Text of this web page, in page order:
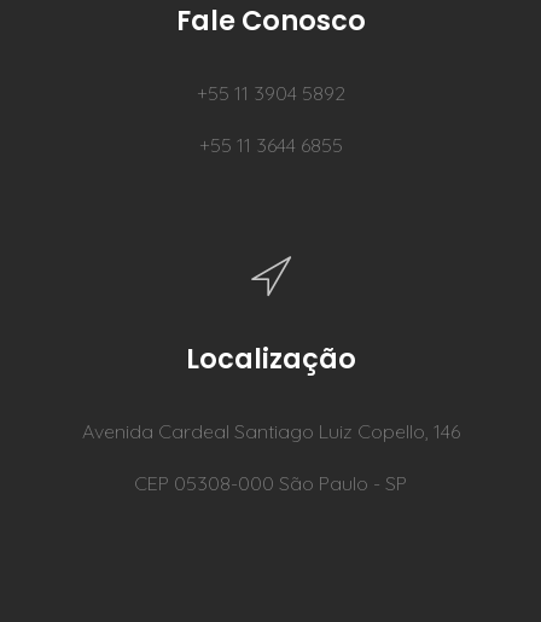
Fale Conosco
+55 11 3904 5892
+55 11 3644 6855
Localização
Avenida Cardeal Santiago Luiz Copello, 146
CEP 05308-000 São Paulo - SP